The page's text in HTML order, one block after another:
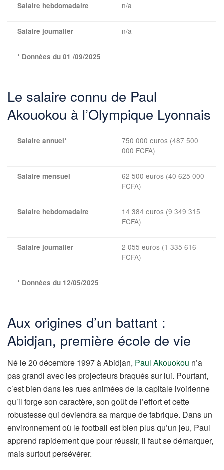
Salaire hebdomadaire n/a
Salaire journalier n/a
* Données du 01 /09/2025
Le salaire connu de Paul
Akouokou à l’Olympique Lyonnais
Salaire annuel*
750 000 euros (487 500
000 FCFA)
Salaire mensuel
62 500 euros (40 625 000
FCFA)
Salaire hebdomadaire
14 384 euros (9 349 315
FCFA)
Salaire journalier
2 055 euros (1 335 616
FCFA)
* Données du 12/05/2025
Aux origines d’un battant :
Abidjan, première école de vie
Né le 20 décembre 1997 à Abidjan, Paul Akouokou n’a
pas grandi avec les projecteurs braqués sur lui. Pourtant,
c’est bien dans les rues animées de la capitale ivoirienne
qu’il forge son caractère, son goût de l’effort et cette
robustesse qui deviendra sa marque de fabrique. Dans un
environnement où le football est bien plus qu’un jeu, Paul
apprend rapidement que pour réussir, il faut se démarquer,
mais surtout persévérer.